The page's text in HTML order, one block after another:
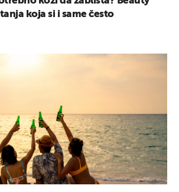
koja si i same često